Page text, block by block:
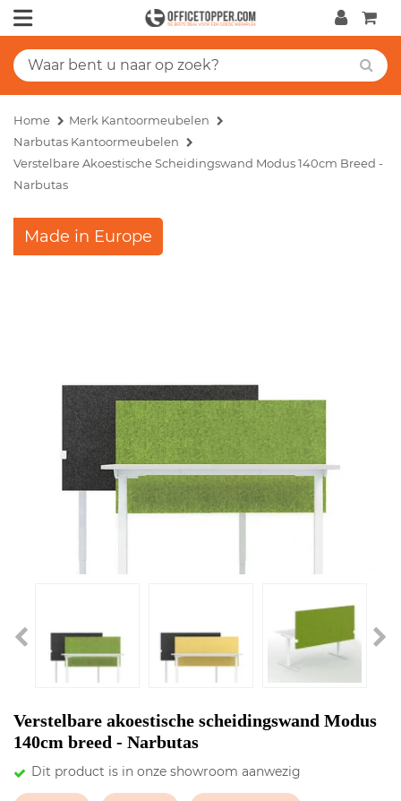
Home
Merk Kantoormeubelen
Narbutas Kantoormeubelen
Verstelbare Akoestische Scheidingswand Modus 140cm Breed -
Narbutas
Made in Europe
Verstelbare akoestische scheidingswand Modus
140cm breed - Narbutas
Dit product is in onze showroom aanwezig